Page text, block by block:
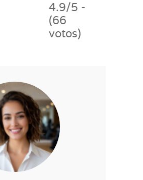
4.9/5 -
(66
votos)